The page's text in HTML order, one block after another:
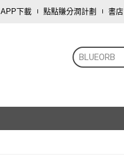
APP下載 點點賺分潤計劃 書店
BLUEORB